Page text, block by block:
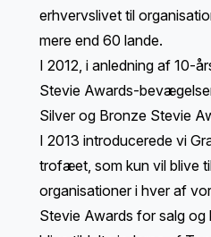
erhvervslivet til
mere end 60 lande.
I 2012, i anledning af 10-
Stevie Awards-
Silver og Bronze Stevie
I 2013 introducerede vi
trofæet, som kun vil blive
organisationer i hver af
Stevie Awards for salg og